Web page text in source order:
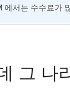
에서는 수수료가
그 나